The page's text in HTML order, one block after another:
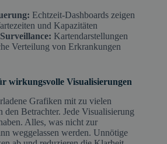
Echtzeit-Dashboards zeigen
und Kapazitäten
Kartendarstellungen
Verteilung von Erkrankungen
wirkungsvolle Visualisierungen
Grafiken mit zu vielen
Betrachter. Jede Visualisierung
Alles, was nicht zur
weggelassen werden. Unnötige